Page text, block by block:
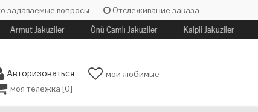
задаваемые вопросы Отслеживание заказа
Armut Jakuziler Önü Camlı Jakuziler Kalpli Jakuziler
Авторизоваться
мои любимые
моя тележка [0]